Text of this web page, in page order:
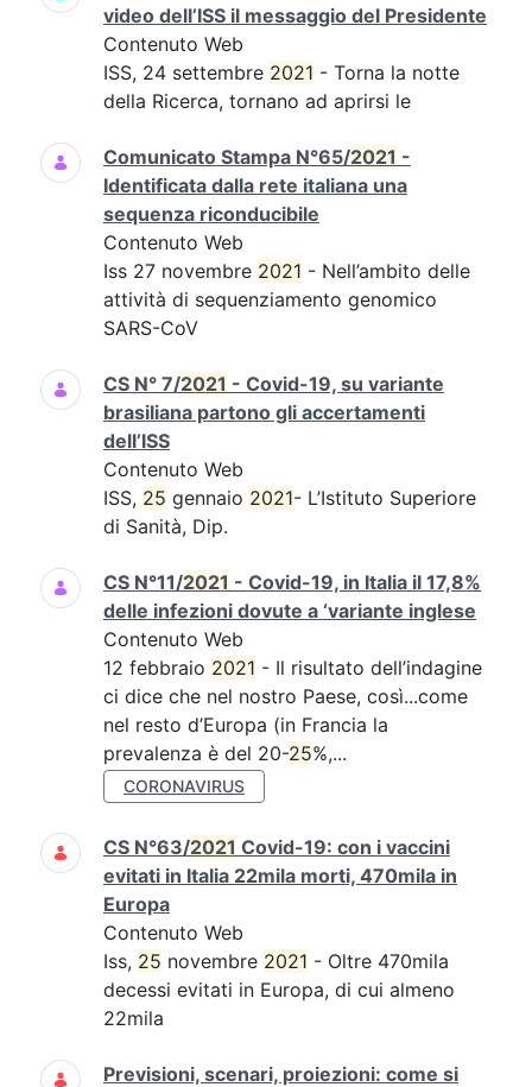
video dell’ISS il messaggio del Presidente
Contenuto Web
ISS, 24 settembre 2021 - Torna la notte
della Ricerca, tornano ad aprirsi le
Comunicato Stampa N°65/2021 -
Identificata dalla rete italiana una
sequenza riconducibile
Contenuto Web
Iss 27 novembre 2021 - Nell’ambito delle
attività di sequenziamento genomico
SARS-CoV
CS N° 7/2021 - Covid-19, su variante
brasiliana partono gli accertamenti
dell’ISS
Contenuto Web
ISS, 25 gennaio 2021- L’Istituto Superiore
di Sanità, Dip.
CS N°11/2021 - Covid-19, in Italia il 17,8%
delle infezioni dovute a ‘variante inglese
Contenuto Web
12 febbraio 2021 - Il risultato dell’indagine
ci dice che nel nostro Paese, così...come
nel resto d’Europa (in Francia la
prevalenza è del 20-25%,...
CORONAVIRUS
CS N°63/2021 Covid-19: con i vaccini
evitati in Italia 22mila morti, 470mila in
Europa
Contenuto Web
Iss, 25 novembre 2021 - Oltre 470mila
decessi evitati in Europa, di cui almeno
22mila
Previsioni, scenari, proiezioni: come si